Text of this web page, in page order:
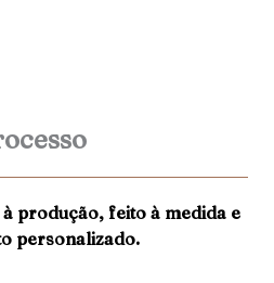
produção, feito à medida e
personalizado.